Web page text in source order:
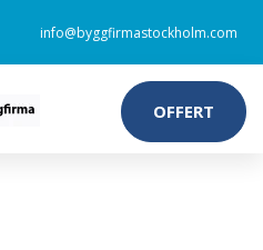
info@byggfirmastockholm.com
OFFERT